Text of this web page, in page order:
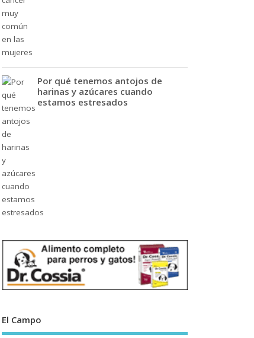
Por qué tenemos antojos de
harinas y azúcares cuando
estamos estresados
El Campo